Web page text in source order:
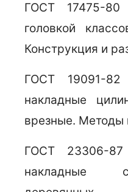
ГОСТ 17475-80
головкой
Конструкция и
ГОСТ 19091-
накладные
врезные. Методы
ГОСТ 23306-
накладные